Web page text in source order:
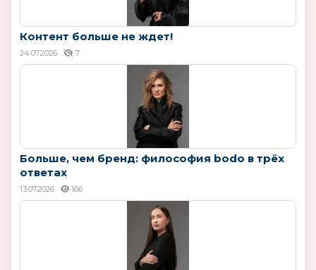
Контент больше не ждет!
24.07.2026 7
Больше, чем бренд: философия bodo в трёх
ответах
13.07.2026 166